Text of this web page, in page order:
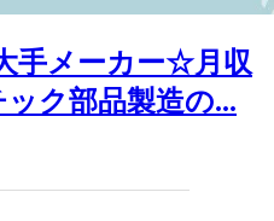
手メーカー☆月収
ク部品製造の...